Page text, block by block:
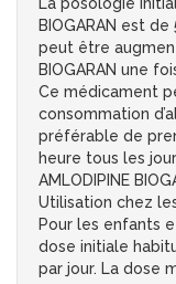
La posologie
BIOGARAN est
peut être
BIOGARAN une
Ce médicament
consommation
préférable de
heure tous les
AMLODIPINE
Utilisation chez
Pour les enfants
dose initiale
par jour. La dose